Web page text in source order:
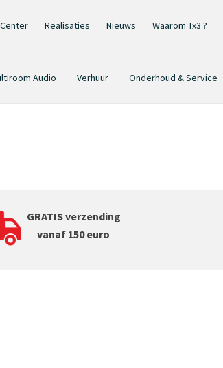
Realisaties Nieuws Waarom Tx3 ?
Audio Verhuur Onderhoud & Service
GRATIS verzending
vanaf 150 euro